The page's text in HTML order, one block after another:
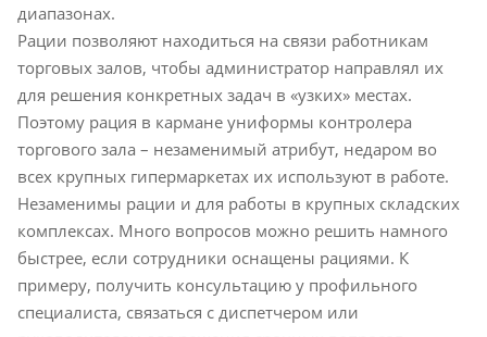
диапазонах.
Рации позволяют находиться на связи работникам
торговых залов, чтобы администратор направлял их
для решения конкретных задач в «узких» местах.
Поэтому рация в кармане униформы контролера
торгового зала – незаменимый атрибут, недаром во
всех крупных гипермаркетах их используют в работе.
Незаменимы рации и для работы в крупных складских
комплексах. Много вопросов можно решить намного
быстрее, если сотрудники оснащены рациями. К
примеру, получить консультацию у профильного
специалиста, связаться с диспетчером или